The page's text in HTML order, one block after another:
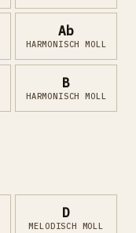
Ab
HARMONISCH MOLL
B
HARMONISCH MOLL
D
MELODISCH MOLL